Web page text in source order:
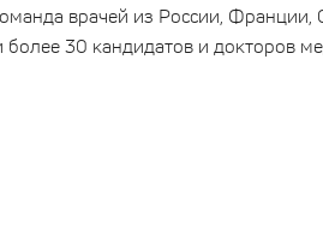
врачей из России,
30 кандидатов и докторов